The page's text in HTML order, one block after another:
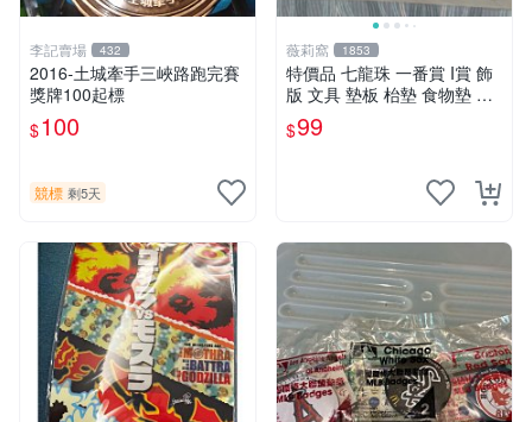
李記賣場 432
2016-土城牽手三峽路跑完賽
獎牌100起標
$100
競標 剩5天
薇莉窩 1853
特價品 七龍珠 一番賞 I賞 飾
版 文具 墊板 枱墊 食物墊 塑
膠彩畫 送禮 收藏 可面交
$99